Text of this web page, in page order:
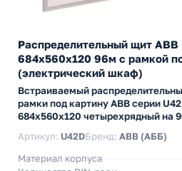
Распределительный щит
684х560х120 96м с рамкой
(электрический шкаф)
Встраиваемый
рамки под картину АВВ серии
684х560х120 четырехрядный на
Артикул: U42DБренд: ABB (АББ)
Материал корпуса